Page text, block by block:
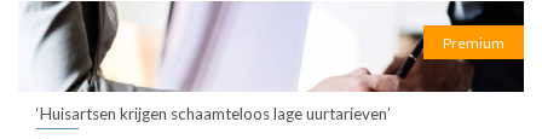
Premium
‘Huisartsen krijgen schaamteloos lage uurtarieven’